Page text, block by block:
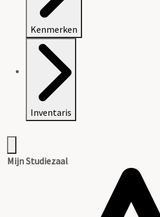
Kenmerken
Inventaris
Mijn Studiezaal